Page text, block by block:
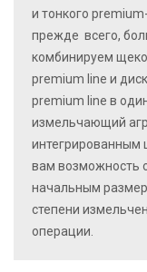
и тонкого
прежде всего,
комбинируем
premium line и
premium line в
измельчающий
интегрированным
вам возможность
начальным
степени
операции.